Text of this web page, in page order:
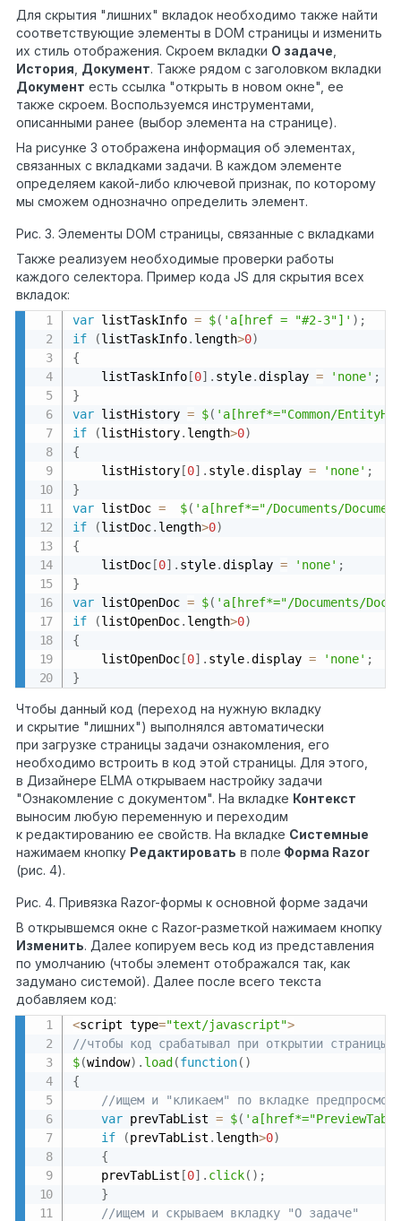
Для скрытия "лишних" вкладок необходимо также найти
соответствующие элементы в DOM страницы и изменить
их стиль отображения. Скроем вкладки О задаче
История Документ. Также рядом с заголовком вкладки
Документ есть ссылка "открыть в новом окне", ее
также скроем. Воспользуемся инструментами,
описанными ранее (выбор элемента на странице).
На рисунке 3 отображена информация об элементах,
связанных с вкладками задачи. В каждом элементе
определяем какой-либо ключевой признак, по которому
мы сможем однозначно определить элемент.
Рис. 3. Элементы DOM страницы, связанные с вкладками
Также реализуем необходимые проверки работы
каждого селектора. Пример кода JS для скрытия всех
вкладок:
var listTaskInfo = $( 'a[href = "#2-3"]' ) ;
if
(listTaskInfo. length>0)
{
	listTaskInfo
[0] . style.display = 'none' ;
}
var listHistory = $( 'a[href*="Common/
if
(listHistory. length>0)
{
	listHistory
[0] . style.display = 'none' ;
}
var listDoc = $( 'a[href*="/Documents/
if
(listDoc. length>0)
{
	listDoc
[0] . style.display = 'none' ;
}
var listOpenDoc = $( 'a[href*="/Documents/
if
(listOpenDoc. length>0)
{
	listOpenDoc
[0] . style.display = 'none' ;
}
Чтобы данный код (переход на нужную вкладку
и скрытие "лишних") выполнялся автоматически
при загрузке страницы задачи ознакомления, его
необходимо встроить в код этой страницы. Для этого,
в Дизайнере ELMA открываем настройку задачи
"Ознакомление с документом". На вкладке Контекст
выносим любую переменную и переходим
к редактированию ее свойств. На вкладке Системные
нажимаем кнопку Редактировать в поле Форма Razor
(рис. 4).
Рис. 4. Привязка Razor-формы к основной форме задачи
В открывшемся окне с Razor-разметкой нажимаем кнопку
Изменить. Далее копируем весь код из представления
по умолчанию (чтобы элемент отображался так, как
задумано системой). Далее после всего текста
добавляем код:
<script type="text/javascript">
//чтобы код срабатывал при открытии
$(window) . load (function( )
{
//ищем и "кликаем" по вкладке
var prevTabList = $(
if
(prevTabList . length>0)
{
	prevTabList
[0] . click( ) ;
}
//ищем и скрываем вкладку "О задаче"